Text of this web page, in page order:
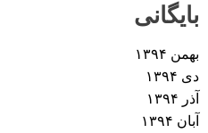
بایگانی
بهمن ۱۳۹۴
دی ۱۳۹۴
آذر ۱۳۹۴
آبان ۱۳۹۴